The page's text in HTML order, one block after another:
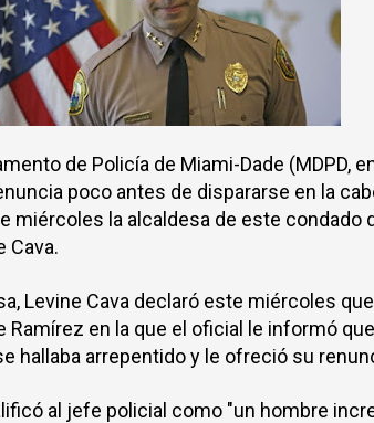
de Policía de Miami-Dade (MDPD,
poco antes de dispararse en la
miércoles la alcaldesa de este condado
Cava.
Levine Cava declaró este miércoles
Ramírez en la que el oficial le informó
hallaba arrepentido y le ofreció su
al jefe policial como "un hombre